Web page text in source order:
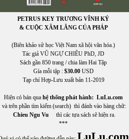
PETRUS KEY TRƯƠNG VĨNH KÝ
& CUỘC XÂM LĂNG CỦA PHÁP
(Biên khảo sử học Việt Nam xã hội văn hóa.)
Tác giả VŨ NGỰ CHIÊU PhD, JD
Sách gần 850 trang / chia làm Hai Tập
Gía mỗi tập : $30.00USD
Tạp chí Hợp-Lưu xuất bản 11-2019
Hiện có bán qua hệ thống phát hành: LuLu.com
và trên phần tìm kiếm (search) thì đánh vào hàng chữ:
Chieu Ngu Vu thì các tựa sách sẽ hiện ra.
***
LuLu.com